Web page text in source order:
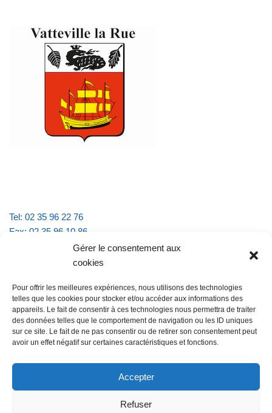
Gérer le consentement aux
cookies
Pour offrir les meilleures expériences, nous utilisons des technologies
telles que les cookies pour stocker et/ou accéder aux informations des
appareils. Le fait de consentir à ces technologies nous permettra de traiter
des données telles que le comportement de navigation ou les ID uniques
sur ce site. Le fait de ne pas consentir ou de retirer son consentement peut
avoir un effet négatif sur certaines caractéristiques et fonctions.
Accepter
Refuser
Tel: 02 35 96 22 76
Fax: 02 35 96 10 86
Email : mairie.vattevillelarue@wanadoo.fr
lundi et jeudi de 9h à 11h30
mardi et vendredi de 16h à 18h30